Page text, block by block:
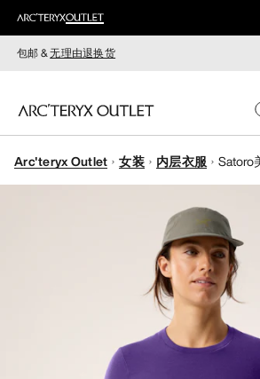
包邮 &无理由退换货
女装
Arc'teryx Outlet 女装 内层衣服 Satoro